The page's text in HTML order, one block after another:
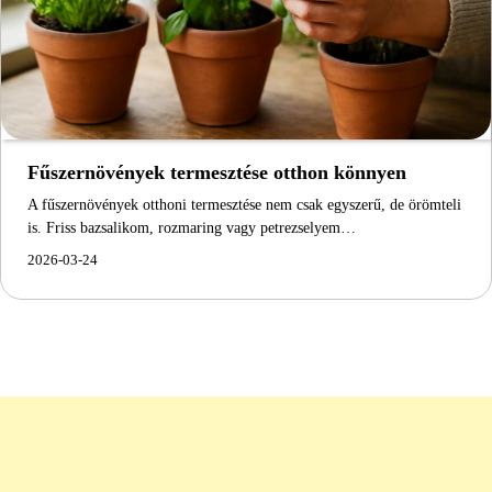
Fűszernövények termesztése otthon könnyen
A fűszernövények otthoni termesztése nem csak egyszerű, de örömteli
is. Friss bazsalikom, rozmaring vagy petrezselyem…
2026-03-24